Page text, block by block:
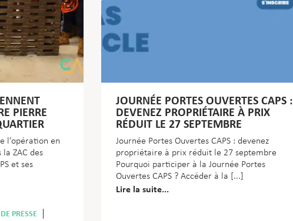
PIERRE
l’opération en
la ZAC des
et ses
PRESSE
JOURNÉE PORTES OUVERTES CAPS :
DEVENEZ PROPRIÉTAIRE À PRIX
RÉDUIT LE 27 SEPTEMBRE
Journée Portes Ouvertes CAPS : devenez
propriétaire à prix réduit le 27 septembre
Pourquoi participer à la Journée Portes
Ouvertes CAPS ? Accéder à la
Lire la suite...